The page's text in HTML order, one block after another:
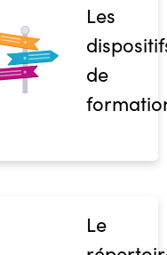
Les
de
Le